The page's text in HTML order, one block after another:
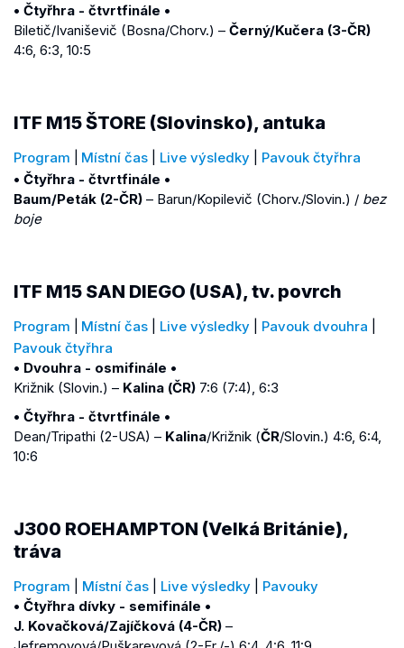
• Čtyřhra - čtvrtfinále •
Biletič/Ivaniševič (Bosna/Chorv.) – Černý/Kučera (3-ČR)
4:6, 6:3, 10:5
ITF M15 ŠTORE (Slovinsko), antuka
Program Místní čas Live výsledky
Pavouk čtyřhra
• Čtyřhra - čtvrtfinále •
Baum/Peták (2-ČR) – Barun/Kopilevič (Chorv./Slovin.) / bez
boje
ITF M15 SAN DIEGO (USA), tv. povrch
Program Místní čas Live výsledky Pavouk dvouhra
Pavouk čtyřhra
• Dvouhra - osmifinále •
Križnik (Slovin.) – Kalina (ČR) 7:6 (7:4), 6:3
• Čtyřhra - čtvrtfinále •
Dean/Tripathi (2-USA) – Kalina/Križnik (ČR/Slovin.) 4:6, 6:4,
10:6
J300 ROEHAMPTON (Velká Británie),
tráva
Program Místní čas Live výsledky
Pavouky
• Čtyřhra dívky - semifinále •
J. Kovačková/Zajíčková (4-ČR) –